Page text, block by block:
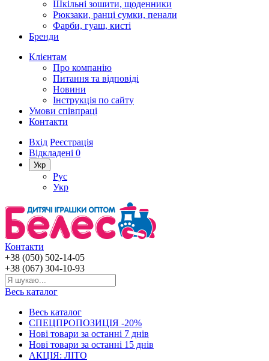
Шкільні зошити, щоденники
Рюкзаки, ранці сумки, пенали
Фарби, гуаш, кисті
Бренди
Клієнтам
Про компанію
Питання та відповіді
Новини
Інструкція по сайту
Умови співпраці
Контакти
Вхід Реєстрація
Відкладені 0
Укр
Рус
Укр
Контакти
+38 (050) 502-14-05
+38 (067) 304-10-93
Весь каталог
Весь каталог
СПЕЦПРОПОЗИЦІЯ -20%
Нові товари за останнi 7 днiв
Нові товари за останнi 15 днiв
АКЦІЯ: ЛІТО